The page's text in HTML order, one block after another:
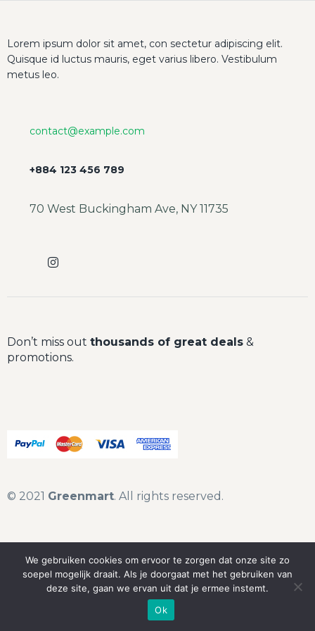
Lorem ipsum dolor sit amet, con sectetur adipiscing elit.
Quisque id luctus mauris, eget varius libero. Vestibulum
metus leo.
contact@example.com
+884 123 456 789
70 West Buckingham Ave, NY 11735
Don’t miss out thousands of great deals &
promotions.
© 2021 Greenmart. All rights reserved.
We gebruiken cookies om ervoor te zorgen dat onze site zo
soepel mogelijk draait. Als je doorgaat met het gebruiken van
deze site, gaan we ervan uit dat je ermee instemt.
Ok